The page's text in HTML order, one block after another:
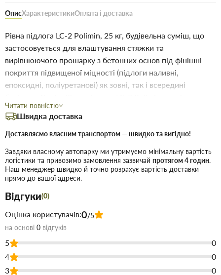
ОписХарактеристикиОплата і доставка
Рівна підлога LC-2 Polimin, 25 кг, будівельна суміш, що
застосовується для влаштування стяжки та
вирівнюючого прошарку з бетонних основ під фінішні
покриття підвищеної міцності (підлоги наливні,
епоксидні, поліуретанові) як зовні, так і всередині
застосовується при облаштуванні теплої підлоги, для
заливки елементів, що обігрівають. При влаштуванні
плаваючих стяжок у складі систем тепло звукоізоляції
товщина шару повинна бути не менше 30 мм з
арматурою (металева сітка з прямокутними осередками)
або 40 мм без арматури. Суміш Рівна підлога LC-2 Polimin
застосовується для влаштування стяжки та
вирівнюючого прошарку по бетонних підставах під
фінішні покриття підвищеної міцності (підлоги наливні,
епоксидні, поліуретанові) як зовні, так і всередині
будівель. Застосування суміші Рівна підлога LC-2 Рівна
підлога LC-2 Polimin застосовується при влаштуванні
теплих підлог для заливки обігрівальних елементів. При
влаштуванні плаваючих стяжок у складі систем тепло
Читати повністю
Швидка доставка
Доставляємо власним транспортом — швидко та вигідно!
Завдяки власному автопарку ми утримуємо мінімальну вартість
логістики та привозимо замовлення зазвичай протягом 4 годин.
Наш менеджер швидко й точно розрахує вартість доставки
прямо до вашої адреси.
Відгуки(0)
Оцінка користувачів:0/5
на основі 0 відгуків
5
0
4
0
3
0